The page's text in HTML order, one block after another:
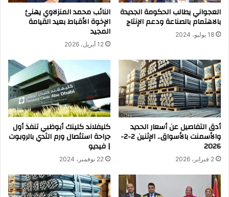
العجواني يطالب الحكومة الجديدة
بالاهتمام بالصناعة ودعم الإنتاج
18 يوليو، 2024
النائب محمد المنزلاوي يهنئ
الإخوة الأقباط بعيد القيامة
المجيد
12 أبريل، 2026
أدق التفاصيل عن أسعار الحديد
والأسمنت بالأسواق.. الإثنين 2-2-
2026
2 فبراير، 2026
كليفلاند كلينك أبوظبي تنفذ أول
جراحة استئصال ورم الثدي بالروبوت
| فيديو
22 نوفمبر، 2024